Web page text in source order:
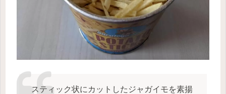
スティック状にカットしたジャガイモを素揚